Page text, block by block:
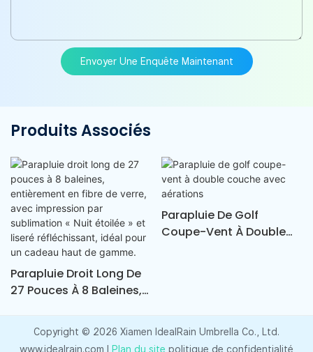
Envoyer Une Enquête Maintenant
Produits Associés
Parapluie Droit Long De
27 Pouces À 8 Baleines,
Par Sublimation « Nuit
Parapluie De Golf
Coupe-Vent À Double
Copyright © 2026 Xiamen IdealRain Umbrella Co., Ltd.
www.idealrain.com |
Plan du site politique de confidentialité